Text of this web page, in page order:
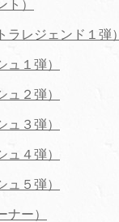
ト）
ラレジェンド１弾）
ュ１弾）
ュ２弾）
ュ３弾）
ュ４弾）
ュ５弾）
ナー）